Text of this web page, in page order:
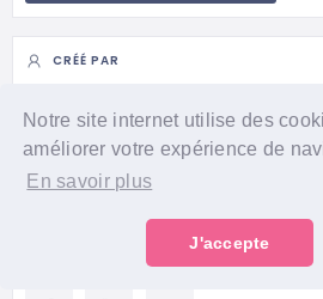
Notre site internet utilise des
améliorer votre expérience de
En savoir plus
J'accepte
CRÉÉ PAR
Helene - Le club v